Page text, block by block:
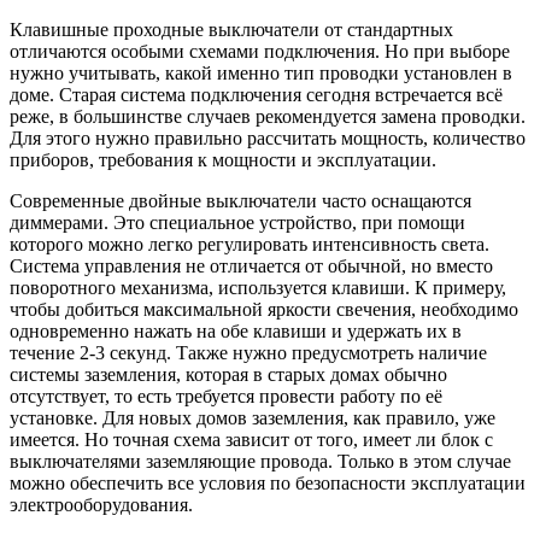
Клавишные проходные выключатели от стандартных
отличаются особыми схемами подключения. Но при выборе
нужно учитывать, какой именно тип проводки установлен в
доме. Старая система подключения сегодня встречается всё
реже, в большинстве случаев рекомендуется замена проводки.
Для этого нужно правильно рассчитать мощность, количество
приборов, требования к мощности и эксплуатации.
Современные двойные выключатели часто оснащаются
диммерами. Это специальное устройство, при помощи
которого можно легко регулировать интенсивность света.
Система управления не отличается от обычной, но вместо
поворотного механизма, используется клавиши. К примеру,
чтобы добиться максимальной яркости свечения, необходимо
одновременно нажать на обе клавиши и удержать их в
течение 2-3 секунд. Также нужно предусмотреть наличие
системы заземления, которая в старых домах обычно
отсутствует, то есть требуется провести работу по её
установке. Для новых домов заземления, как правило, уже
имеется. Но точная схема зависит от того, имеет ли блок с
выключателями заземляющие провода. Только в этом случае
можно обеспечить все условия по безопасности эксплуатации
электрооборудования.